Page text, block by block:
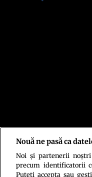
Sursa foto: Prin
Nouă ne pasă ca
Noi și partenerii noștri
precum identificatorii
Puteți accepta sau